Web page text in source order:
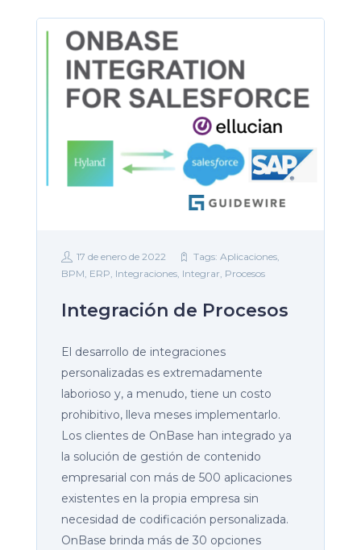
17 de enero de 2022 Tags: Aplicaciones,
BPM, ERP, Integraciones, Integrar, Procesos
Integración de Procesos
El desarrollo de integraciones
personalizadas es extremadamente
laborioso y, a menudo, tiene un costo
prohibitivo, lleva meses implementarlo.
Los clientes de OnBase han integrado ya
la solución de gestión de contenido
empresarial con más de 500 aplicaciones
existentes en la propia empresa sin
necesidad de codificación personalizada.
OnBase brinda más de 30 opciones